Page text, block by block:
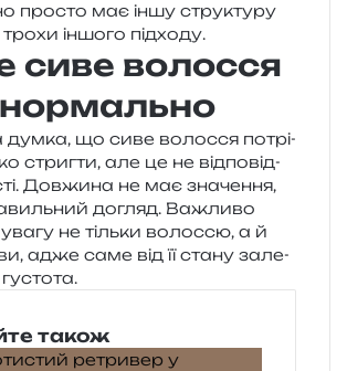
про­сто має іншу стру­кту­ру
трохи іншо­го підходу.
сиве волосся
що сиве волос­ся потрі­
стриг­ти, але це не від­по­від­
Довжина не має зна­че­н­ня,
догляд. Важливо
не тіль­ки волос­сю, а й
адже саме від її стану зале­
густота.
також